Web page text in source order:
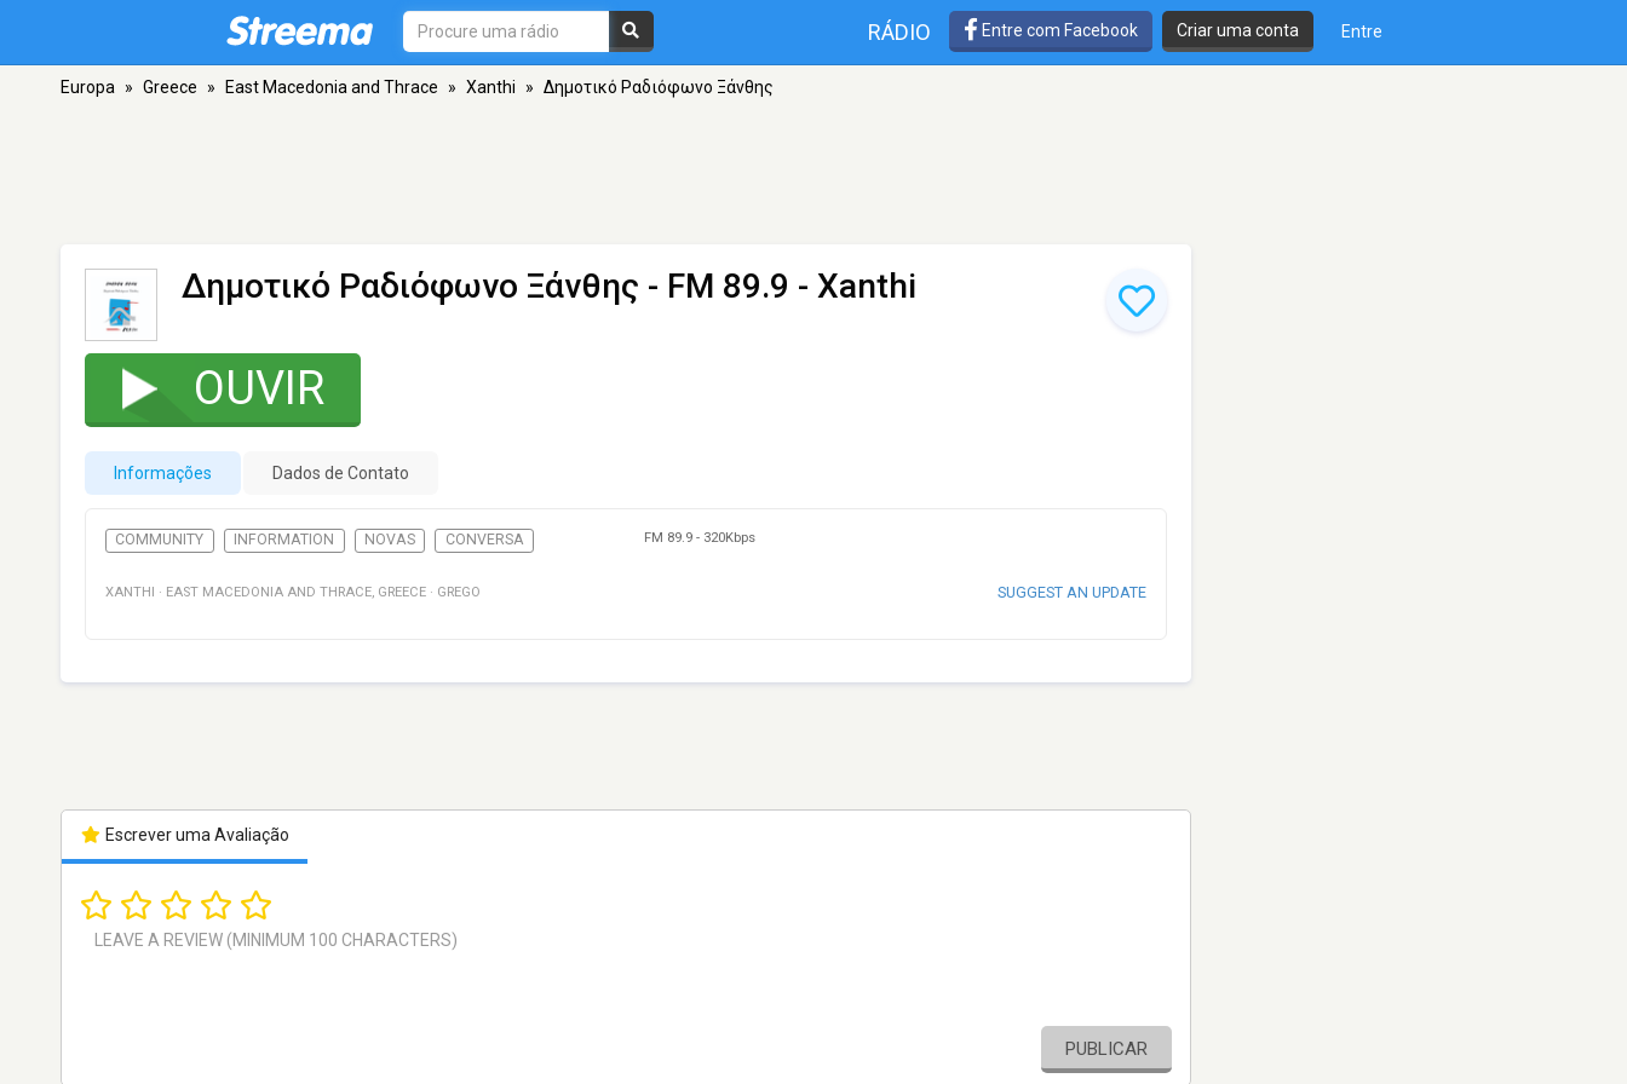
RÁDIO Entre com Facebook Criar uma conta Entre
Europa » Greece » East Macedonia and Thrace » Xanthi » Δημοτικό Ραδιόφωνο Ξάνθης
Δημοτικό Ραδιόφωνο Ξάνθης - FM 89.9 - Xanthi
OUVIR
Informações Dados de Contato
COMMUNITY INFORMATION NOVAS CONVERSA FM 89.9 - 320Kbps
XANTHI · EAST MACEDONIA AND THRACE, GREECE · GREGO SUGGEST AN UPDATE
Escrever uma Avaliação
PUBLICAR